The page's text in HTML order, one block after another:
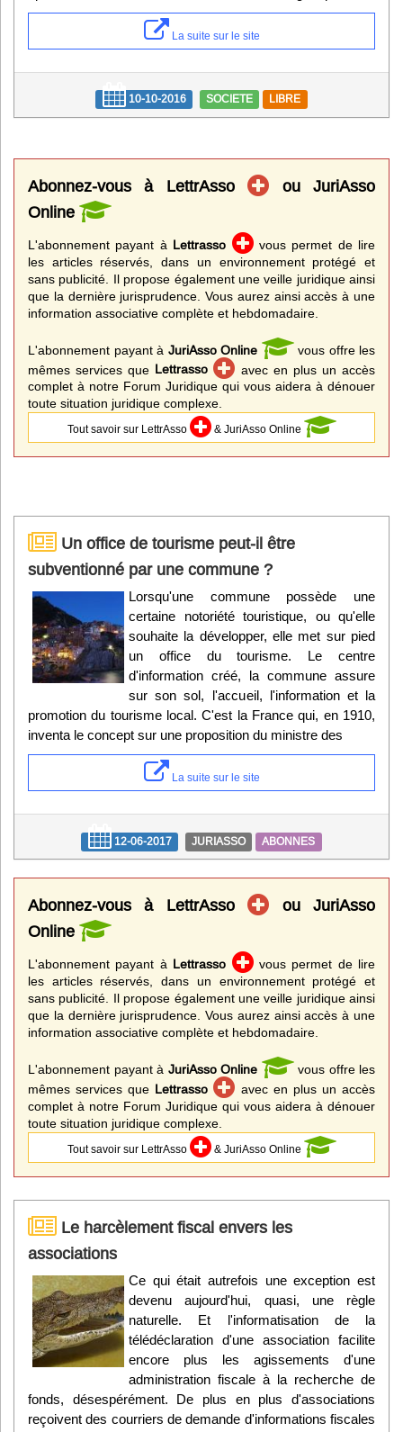
La suite sur le site
10-10-2016 SOCIETE LIBRE
Abonnez-vous à LettrAsso
ou JuriAsso
Online
L'abonnement payant à Lettrasso
vous permet de lire
les articles réservés, dans un environnement protégé et
sans publicité. Il propose également une veille juridique ainsi
que la dernière jurisprudence. Vous aurez ainsi accès à une
information associative complète et hebdomadaire.
L'abonnement payant à JuriAsso Online
vous offre les
mêmes services que Lettrasso
avec en plus un accès
complet à notre Forum Juridique qui vous aidera à dénouer
toute situation juridique complexe.
Tout savoir sur LettrAsso & JuriAsso Online
Un office de tourisme peut-il être
subventionné par une commune ?
Lorsqu'une commune possède une
certaine notoriété touristique, ou qu'elle
souhaite la développer, elle met sur pied
un office du tourisme. Le centre
d'information créé, la commune assure
sur son sol, l'accueil, l'information et la
promotion du tourisme local. C'est la France qui, en 1910,
inventa le concept sur une proposition du ministre des
La suite sur le site
12-06-2017 JURIASSO ABONNES
Abonnez-vous à LettrAsso
ou JuriAsso
Online
L'abonnement payant à Lettrasso
vous permet de lire
les articles réservés, dans un environnement protégé et
sans publicité. Il propose également une veille juridique ainsi
que la dernière jurisprudence. Vous aurez ainsi accès à une
information associative complète et hebdomadaire.
L'abonnement payant à JuriAsso Online
vous offre les
mêmes services que Lettrasso
avec en plus un accès
complet à notre Forum Juridique qui vous aidera à dénouer
toute situation juridique complexe.
Tout savoir sur LettrAsso & JuriAsso Online
Le harcèlement fiscal envers les
associations
Ce qui était autrefois une exception est
devenu aujourd'hui, quasi, une règle
naturelle. Et l'informatisation de la
télédéclaration d'une association facilite
encore plus les agissements d'une
administration fiscale à la recherche de
fonds, désespérément. De plus en plus d'associations
reçoivent des courriers de demande d'informations fiscales